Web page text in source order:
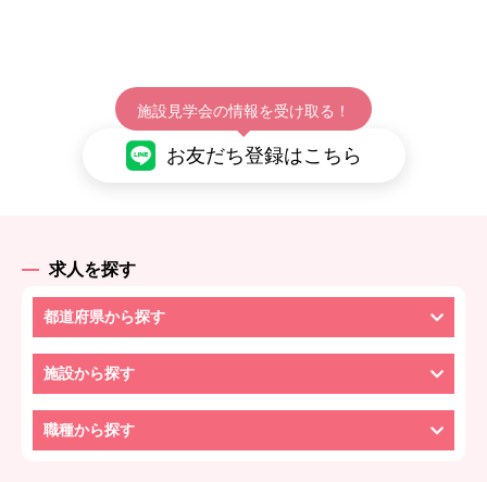
施設見学会の情報を受け取る！
お友だち登録はこちら
求人を探す
都道府県から探す
施設から探す
職種から探す